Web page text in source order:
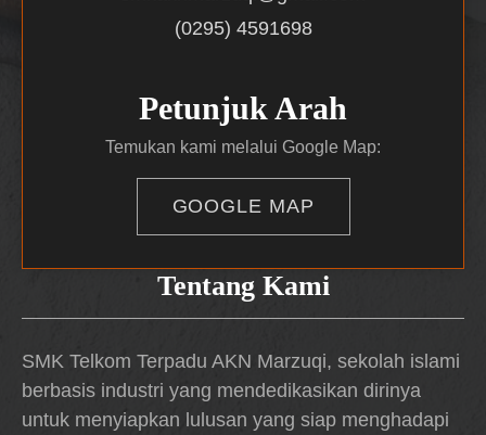
Tentang Kami
SMK Telkom Terpadu AKN Marzuqi, sekolah islami
berbasis industri yang mendedikasikan dirinya
untuk menyiapkan lulusan yang siap menghadapi
(0295) 4591698
Petunjuk Arah
Temukan kami melalui Google Map:
GOOGLE MAP